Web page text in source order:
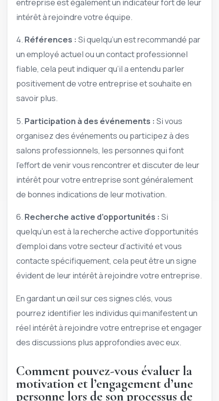
intérêt à rejoindre votre équipe.
4. Références : Si quelqu’un est recommandé par
un employé actuel ou un contact professionnel
fiable, cela peut indiquer qu’il a entendu parler
positivement de votre entreprise et souhaite en
savoir plus.
5. Participation à des événements : Si vous
organisez des événements ou participez à des
salons professionnels, les personnes qui font
l’effort de venir vous rencontrer et discuter de leur
intérêt pour votre entreprise sont généralement
de bonnes indications de leur motivation.
6. Recherche active d’opportunités : Si
quelqu’un est à la recherche active d’opportunités
d’emploi dans votre secteur d’activité et vous
contacte spécifiquement, cela peut être un signe
évident de leur intérêt à rejoindre votre entreprise.
En gardant un œil sur ces signes clés, vous
pourrez identifier les individus qui manifestent un
réel intérêt à rejoindre votre entreprise et engager
des discussions plus approfondies avec eux.
Comment pouvez-vous évaluer la
motivation et l’engagement d’une
personne lors de son processus de